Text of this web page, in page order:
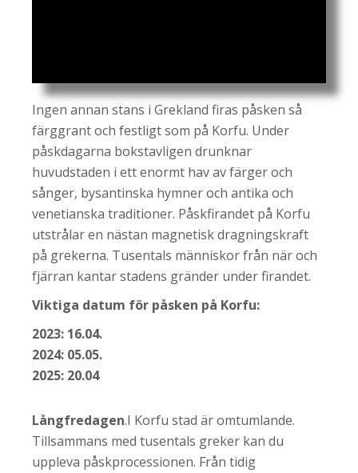
Ingen annan stans i Grekland firas påsken så
färggrant och festligt som på Korfu. Under
påskdagarna bokstavligen drunknar
huvudstaden i ett enormt hav av färger och
sånger, bysantinska hymner och antika och
venetianska traditioner. Påskfirandet på Korfu
utstrålar en nästan magnetisk dragningskraft
på grekerna. Tusentals människor från när och
fjärran kantar stadens gränder under firandet.
Viktiga datum för påsken på Korfu:
2023: 16.04.
2024: 05.05.
2025: 20.04
Långfredagen.I Korfu stad är omtumlande.
Tillsammans med tusentals greker kan du
uppleva påskprocessionen. Från tidig